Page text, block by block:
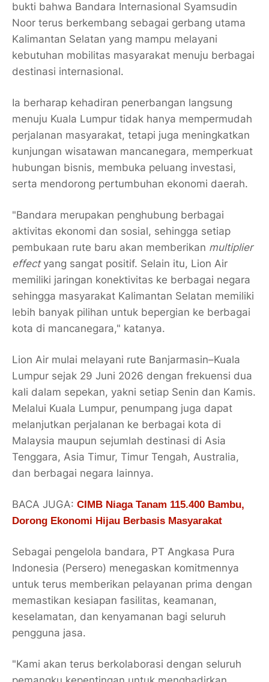
bukti bahwa Bandara Internasional Syamsudin
Noor terus berkembang sebagai gerbang utama
Kalimantan Selatan yang mampu melayani
kebutuhan mobilitas masyarakat menuju berbagai
destinasi internasional.
Ia berharap kehadiran penerbangan langsung
menuju Kuala Lumpur tidak hanya mempermudah
perjalanan masyarakat, tetapi juga meningkatkan
kunjungan wisatawan mancanegara, memperkuat
hubungan bisnis, membuka peluang investasi,
serta mendorong pertumbuhan ekonomi daerah.
"Bandara merupakan penghubung berbagai
aktivitas ekonomi dan sosial, sehingga setiap
pembukaan rute baru akan memberikan multiplier
effectyang sangat positif. Selain itu, Lion Air
memiliki jaringan konektivitas ke berbagai negara
sehingga masyarakat Kalimantan Selatan memiliki
lebih banyak pilihan untuk bepergian ke berbagai
kota di mancanegara," katanya.
Lion Air mulai melayani rute Banjarmasin–Kuala
Lumpur sejak 29 Juni 2026 dengan frekuensi dua
kali dalam sepekan, yakni setiap Senin dan Kamis.
Melalui Kuala Lumpur, penumpang juga dapat
melanjutkan perjalanan ke berbagai kota di
Malaysia maupun sejumlah destinasi di Asia
Tenggara, Asia Timur, Timur Tengah, Australia,
dan berbagai negara lainnya.
BACA JUGA: CIMB Niaga Tanam 115.400 Bambu,
Dorong Ekonomi Hijau Berbasis Masyarakat
Sebagai pengelola bandara, PT Angkasa Pura
Indonesia (Persero) menegaskan komitmennya
untuk terus memberikan pelayanan prima dengan
memastikan kesiapan fasilitas, keamanan,
keselamatan, dan kenyamanan bagi seluruh
pengguna jasa.
"Kami akan terus berkolaborasi dengan seluruh